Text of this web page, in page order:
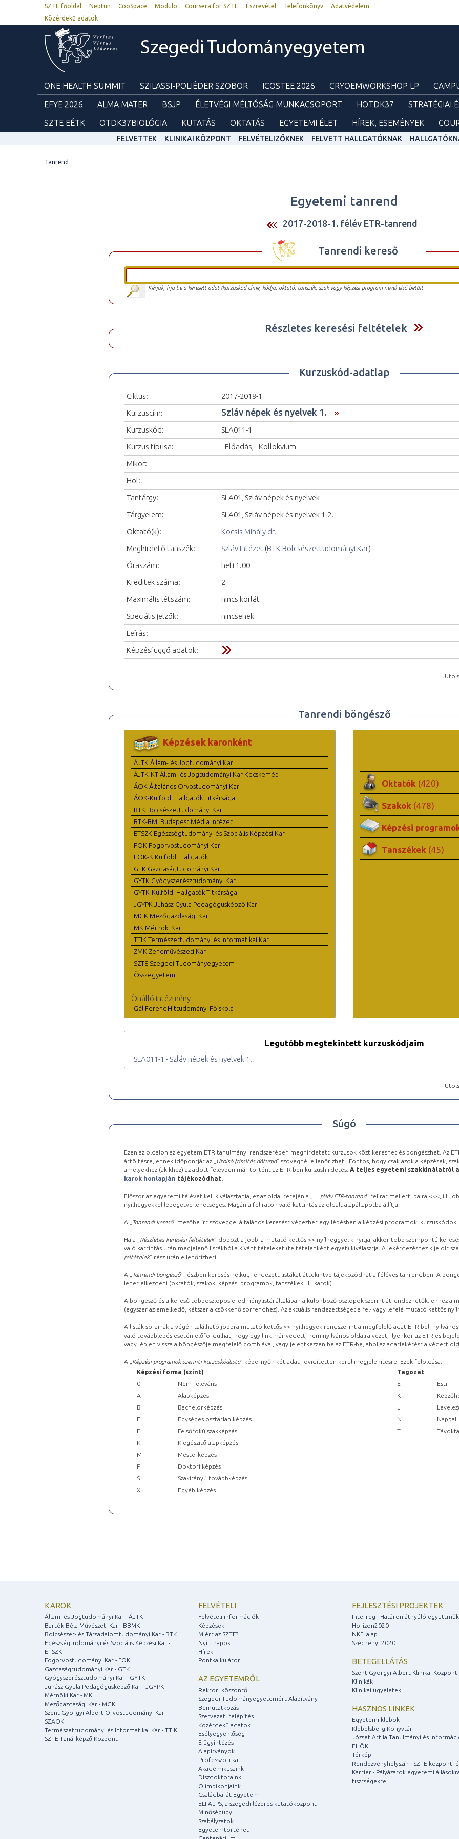
SZTE főoldal Neptun CooSpace Modulo Coursera for SZTE Észrevétel Telefonkönyv
Adatvédelem
Közérdekű adatok
Szegedi Tudományegyetem
ONE HEALTH SUMMIT SZILASSI-POLIÉDER SZOBOR ICOSTEE 2026 CRYOEMWORKSHOP LP
EFYE 2026
ALMA MATER BSJP ÉLETVÉGI MÉLTÓSÁG MUNKACSOPORT HOTDK37 STRATÉGIAI
SZTE EÉTK
OTDK37BIOLÓGIA KUTATÁS OKTATÁS EGYETEMI ÉLET HÍREK, ESEMÉNYEK
FELVETTEK KLINIKAI KÖZPONT FELVÉTELIZŐKNEK FELVETT HALLGATÓKNAK
Tanrend
Egyetemi tanrend
2017-2018-1. félév ETR-tanrend
Tanrendi kereső
Kérjük, írja be a keresett adat (kurzuskód címe, kódja, oktató, tanszék, szak vagy képzési program neve) első betűit.
Részletes keresési feltételek
Kurzuskód-adatlap
Ciklus:
2017-2018-1
Kurzuscím:
Szláv népek és nyelvek 1.
Kurzuskód:
SLA011-1
Kurzus típusa:
_Előadás, _Kollokvium
Mikor:
Hol:
Tantárgy:
SLA01, Szláv népek és nyelvek
Tárgyelem:
SLA01, Szláv népek és nyelvek 1-2.
Oktató(k):
Kocsis Mihály dr.
Meghirdető tanszék:
Szláv Intézet (BTK Bölcsészettudományi Kar)
Óraszám:
heti 1.00
Kreditek száma:
2
Maximális létszám:
nincs korlát
Speciális jelzők:
nincsenek
Leírás:
Képzésfüggő adatok:
Tanrendi böngésző
Képzések karonként
ÁJTK Állam- és Jogtudományi Kar
ÁJTK-KT Állam- és Jogtudományi Kar Kecskemét
ÁOK Általános Orvostudományi Kar
ÁOK-Külföldi Hallgatók Titkársága
BTK Bölcsészettudományi Kar
BTK-BMI Budapest Média Intézet
ETSZK Egészségtudományi és Szociális Képzési Kar
FOK Fogorvostudományi Kar
FOK-K Külföldi Hallgatók
GTK Gazdaságtudományi Kar
GYTK Gyógyszerésztudományi Kar
GYTK-Külföldi Hallgatók Titkársága
JGYPK Juhász Gyula Pedagógusképző Kar
MGK Mezőgazdasági Kar
MK Mérnöki Kar
TTIK Természettudományi és Informatikai Kar
ZMK Zeneművészeti Kar
SZTE Szegedi Tudományegyetem
Összegyetemi
Önálló intézmény
Gál Ferenc Hittudományi Főiskola
Oktatók (420)
Szakok (478)
Képzési
Tanszékek (45)
Legutóbb megtekintett kurzuskódjaim
SLA011-1 - Szláv népek és nyelvek 1.
Súgó
Ezen az oldalon az egyetem ETR tanulmányi rendszerében meghirdetett kurzusok közt kereshet és böngészhet. Az
áttöltésre, ennek időpontját az „ Utolsó frissítés dátuma” szövegnél ellenőrizheti. Fontos, hogy csak azok a képzések,
amelyekhez (akikhez) az adott félévben már történt az ETR-ben kurzushirdetés. A teljes egyetemi szakkínálatról a
karok honlapján tájékozódhat.
Először az egyetemi félévet kell kiválasztania, ez az oldal tetején a „ … félév ETR-tanrend” felirat melletti balra <<<, ill.
nyílhegyekkel lépegetve lehetséges. Magán a feliraton való kattintás az oldalt alapállapotba állítja.
A „ Tanrendi kereső” mezőbe írt szöveggel általános keresést végezhet egy lépésben a képzési programok,
Ha a „ Részletes keresési feltételek” dobozt a jobbra mutató kettős >> nyílheggyel kinyitja, akkor több szempontú
való kattintás után megjelenő listákból a kívánt tételeket (feltételenként egyet) kiválasztja. A lekérdezéshez kijelölt
feltételek” rész után ellenőrizheti.
A „ Tanrendi böngésző” részben keresés nélkül, rendezett listákat áttekintve tájékozódhat a féléves tanrendben. A
lehet elkezdeni (oktatók, szakok, képzési programok, tanszékek, ill. karok).
A böngésző és a kereső többoszlopos eredménylistái általában a különböző oszlopok szerint átrendezhetők: ehhez a
(egyszer az emelkedő, kétszer a csökkenő sorrendhez). Az aktuális rendezettséget a fel- vagy lefelé mutató kettős
A listák sorainak a végén található jobbra mutató kettős >> nyílhegyek rendszerint a megfelelő adat ETR-beli
való továbblépés esetén előfordulhat, hogy egy link már védett, nem nyilvános oldalra vezet, ilyenkor az ETR-es
vagy lépjen vissza a böngészője megfelelő gombjával, vagy jelentkezzen be az ETR-be, ahol az adatlekérést a védett
A „ Képzési programok szerinti kurzuskódlista” képernyőn két adat rövidítetten kerül megjelenítésre. Ezek feloldása:
Képzési forma (szint)
Tagozat
0
Nem releváns E
Esti
A
Alapképzés K
B
Bachelorképzés L
E
Egységes osztatlan képzés N
Nappali
F
Felsőfokú szakképzés T
K
Kiegészítő alapképzés
M
Mesterképzés
P
Doktori képzés
S
Szakirányú továbbképzés
X
Egyéb képzés
KAROK
Állam- és Jogtudományi Kar - ÁJTK
Bartók Béla Művészeti Kar - BBMK
Bölcsészet- és Társadalomtudományi Kar - BTK
Egészségtudományi és Szociális Képzési Kar -
ETSZK
Fogorvostudományi Kar - FOK
Gazdaságtudományi Kar - GTK
Gyógyszerésztudományi Kar - GYTK
Juhász Gyula Pedagógusképző Kar - JGYPK
Mérnöki Kar - MK
Mezőgazdasági Kar - MGK
Szent-Györgyi Albert Orvostudományi Kar -
SZAOK
Természettudományi és Informatikai Kar - TTIK
SZTE Tanárképző Központ
FELVÉTELI
Felvételi információk
Képzések
Miért az SZTE?
Nyílt napok
Hírek
Pontkalkulátor
AZ EGYETEMRŐL
Rektori köszöntő
Szegedi Tudományegyetemért Alapítvány
Bemutatkozás
Szervezeti felépítés
Közérdekű adatok
Esélyegyenlőség
E-ügyintézés
Alapítványok
Professzori kar
Akadémikusaink
Díszdoktoraink
Olimpikonjaink
Családbarát Egyetem
ELI-ALPS, a szegedi lézeres kutatóközpont
Minőségügy
Szabályzatok
Egyetemtörténet
FEJLESZTÉSI PROJEKTEK
Interreg - Határon átnyúló
Horizon2020
NKFI alap
Széchenyi 2020
BETEGELLÁTÁS
Szent-Györgyi Albert Klinikai Központ
Klinikák
Klinikai ügyeletek
HASZNOS LINKEK
Egyetemi klubok
Klebelsberg Könyvtár
József Attila Tanulmányi és
EHÖK
Térkép
Rendezvényhelyszín - SZTE központi
Karrier - Pályázatok egyetemi
tisztségekre